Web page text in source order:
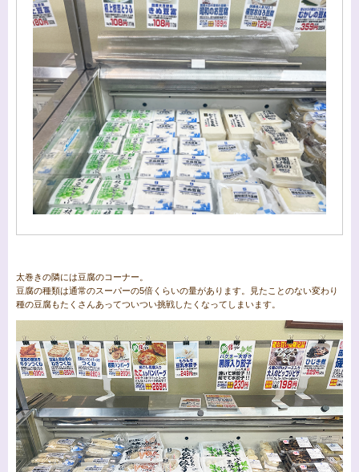
太巻きの隣には豆腐のコーナー。
豆腐の種類は通常のスーパーの5倍くらいの量があります。見たことのない変わり
種の豆腐もたくさんあってついつい挑戦したくなってしまいます。